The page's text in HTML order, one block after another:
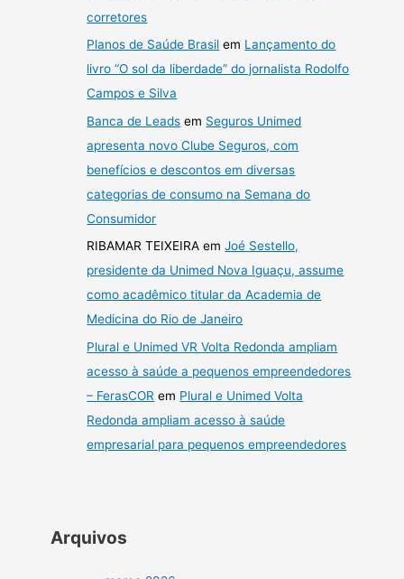
corretores
Planos de Saúde Brasil em Lançamento do
livro “O sol da liberdade” do jornalista Rodolfo
Campos e Silva
Banca de Leads em Seguros Unimed
apresenta novo Clube Seguros, com
benefícios e descontos em diversas
categorias de consumo na Semana do
Consumidor
RIBAMAR TEIXEIRA emJoé Sestello,
presidente da Unimed Nova Iguaçu, assume
como acadêmico titular da Academia de
Medicina do Rio de Janeiro
Plural e Unimed VR Volta Redonda ampliam
acesso à saúde a pequenos empreendedores
– FerasCOR em Plural e Unimed Volta
Redonda ampliam acesso à saúde
empresarial para pequenos empreendedores
Arquivos